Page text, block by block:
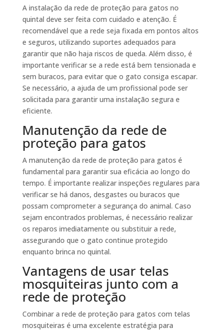
A instalação da rede de proteção para gatos no
quintal deve ser feita com cuidado e atenção. É
recomendável que a rede seja fixada em pontos altos
e seguros, utilizando suportes adequados para
garantir que não haja riscos de queda. Além disso, é
importante verificar se a rede está bem tensionada e
sem buracos, para evitar que o gato consiga escapar.
Se necessário, a ajuda de um profissional pode ser
solicitada para garantir uma instalação segura e
eficiente.
Manutenção da rede de
proteção para gatos
A manutenção da rede de proteção para gatos é
fundamental para garantir sua eficácia ao longo do
tempo. É importante realizar inspeções regulares para
verificar se há danos, desgastes ou buracos que
possam comprometer a segurança do animal. Caso
sejam encontrados problemas, é necessário realizar
os reparos imediatamente ou substituir a rede,
assegurando que o gato continue protegido
enquanto brinca no quintal.
Vantagens de usar telas
mosquiteiras junto com a
rede de proteção
Combinar a rede de proteção para gatos com telas
mosquiteiras é uma excelente estratégia para